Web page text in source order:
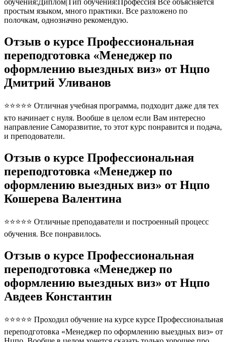
обучения:Диплом|Тип обучения:Профессия Всё объясняется
простым языком, много практики. Все разложено по
полочкам, однозначно рекомендую.
Отзыв о курсе Профессиональная
переподготовка «Менеджер по
оформлению выездных виз» от Нцпо
Дмитрий Уливанов
⭐⭐⭐⭐⭐ Отличная учебная программа, подходит даже для тех
кто начинает с нуля. Вообше в целом если Вам интересно
направление Саморазвитие, то этот курс понравится и подача,
и преподователи.
Отзыв о курсе Профессиональная
переподготовка «Менеджер по
оформлению выездных виз» от Нцпо
Кошерева Валентина
⭐⭐⭐⭐⭐ Отличные преподаватели и построенный процесс
обучения. Все понравилось.
Отзыв о курсе Профессиональная
переподготовка «Менеджер по
оформлению выездных виз» от Нцпо
Авдеев Константин
⭐⭐⭐⭐⭐ Проходил обучение на курсе курсе Профессиональная
переподготовка «Менеджер по оформлению выездных виз» от